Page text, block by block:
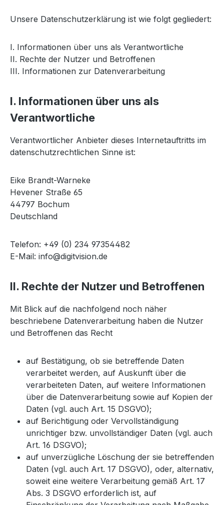
Unsere Datenschutzerklärung ist wie folgt gegliedert:
I. Informationen über uns als Verantwortliche
II. Rechte der Nutzer und Betroffenen
III. Informationen zur Datenverarbeitung
I. Informationen über uns als
Verantwortliche
Verantwortlicher Anbieter dieses Internetauftritts im
datenschutzrechtlichen Sinne ist:
Eike Brandt-Warneke
Hevener Straße 65
44797 Bochum
Deutschland
Telefon: +49 (0) 234 97354482
E-Mail: info@digitvision.de
II. Rechte der Nutzer und Betroffenen
Mit Blick auf die nachfolgend noch näher
beschriebene Datenverarbeitung haben die Nutzer
und Betroffenen das Recht
auf Bestätigung, ob sie betreffende Daten
verarbeitet werden, auf Auskunft über die
verarbeiteten Daten, auf weitere Informationen
über die Datenverarbeitung sowie auf Kopien der
Daten (vgl. auch Art. 15 DSGVO);
auf Berichtigung oder Vervollständigung
unrichtiger bzw. unvollständiger Daten (vgl. auch
Art. 16 DSGVO);
auf unverzügliche Löschung der sie betreffenden
Daten (vgl. auch Art. 17 DSGVO), oder, alternativ,
soweit eine weitere Verarbeitung gemäß Art. 17
Abs. 3 DSGVO erforderlich ist, auf